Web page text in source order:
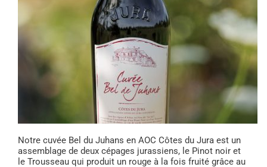
Notre cuvée Bel du Juhans en AOC Côtes du Jura est un
assemblage de deux cépages jurassiens, le Pinot noir et
le Trousseau qui produit un rouge à la fois fruité grâce au